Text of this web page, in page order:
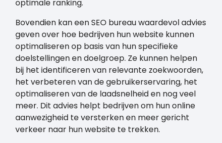
optimale ranking.
Bovendien kan een SEO bureau waardevol advies
geven over hoe bedrijven hun website kunnen
optimaliseren op basis van hun specifieke
doelstellingen en doelgroep. Ze kunnen helpen
bij het identificeren van relevante zoekwoorden,
het verbeteren van de gebruikerservaring, het
optimaliseren van de laadsnelheid en nog veel
meer. Dit advies helpt bedrijven om hun online
aanwezigheid te versterken en meer gericht
verkeer naar hun website te trekken.